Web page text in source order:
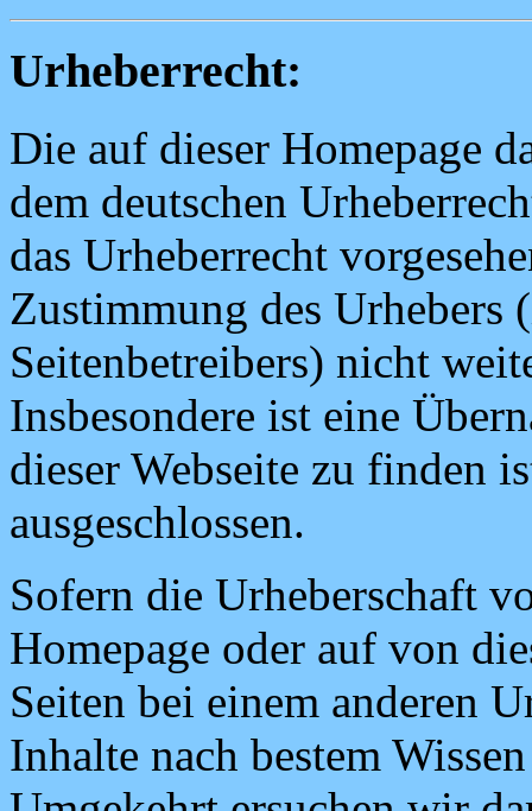
Urheberrecht:
Die auf dieser Homepage
dem deutschen
das Urheberrecht
Zustimmung des Urhebers
Seitenbetreibers) nicht
Insbesondere ist eine
dieser Webseite zu finden
ausgeschlossen.
Sofern die Urheberschaft
Homepage oder auf von
Seiten bei einem anderen
Inhalte nach bestem